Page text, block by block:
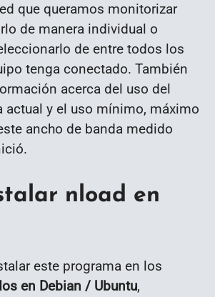
que queramos monitorizar
de manera individual o
de entre todos los
tenga conectado. También
acerca del uso del
actual y el uso mínimo, máximo
ancho de banda medido
nload en
este programa en los
en Debian / Ubuntu,